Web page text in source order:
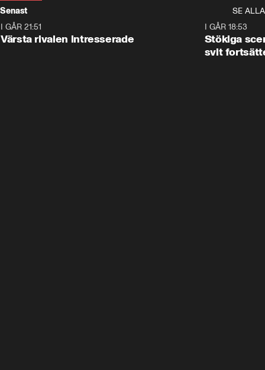
Senast
SE ALLA
I GÅR 21:51
Värsta rivalen intresserade
I GÅR 18:53
Stökiga
svit